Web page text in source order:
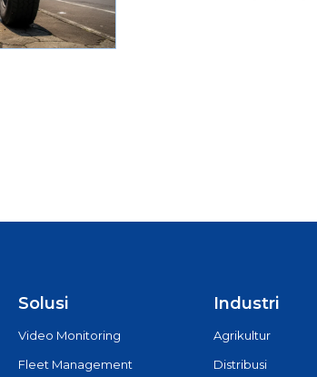
Solusi
Video Monitoring
Fleet Management
Industri
Agrikultur
Distribusi